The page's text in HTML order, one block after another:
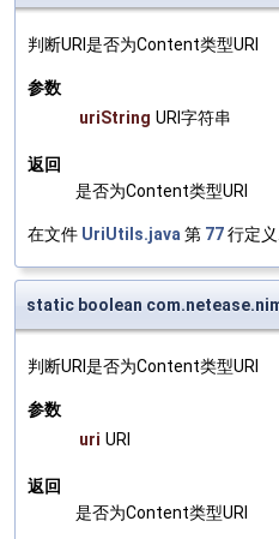
判断URI是否为Content类型URI
参数
uriString URI字符串
返回
是否为Content类型URI
在文件 UriUtils.java第 77行定义.
static boolean
判断URI是否为Content类型URI
参数
uri URI
返回
是否为Content类型URI